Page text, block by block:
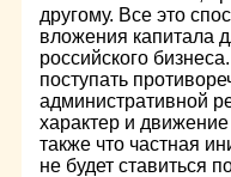
другому. Все это
вложения капитала
российского
поступать
административной
характер и
также что частная
не будет ставиться